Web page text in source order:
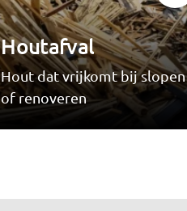
Houtafval
Hout dat vrijkomt bij slopen
of renoveren